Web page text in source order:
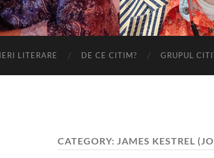
LITERARE DE CE CITIM? GRUPUL
CATEGORY: JAMES KESTREL